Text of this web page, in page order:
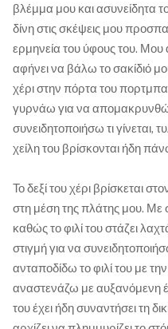
βλέμμα μου και ασυνείδητα
δίνη στις σκέψεις μου
ερμηνεία του ύφους του. Μου
αφήνει να βάλω το σακίδιό
χέρι στην πόρτα του
γυρνάω για να
συνειδητοποιήσω τι γίνεται,
χείλη του βρίσκονται ήδη
Το δεξί του χέρι βρίσκεται
στη μέση της πλάτης μου. Με
καθώς το φιλί του στάζει
στιγμή για να
ανταποδίδω το φιλί του με
αναστενάζω με αυξανόμενη
του έχει ήδη συναντήσει τη